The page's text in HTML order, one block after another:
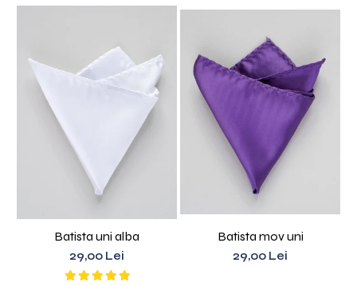
Batista uni alba
29,00 Lei
Batista mov uni
29,00 Lei